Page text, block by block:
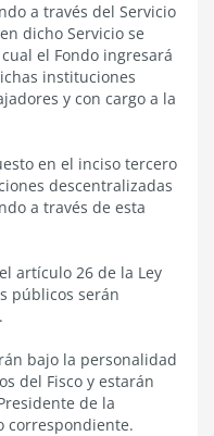
a través del Servicio
dicho Servicio se
el Fondo ingresará
instituciones
y con cargo a la
en el inciso tercero
descentralizadas
a través de esta
artículo 26 de la Ley
públicos serán
bajo la personalidad
del Fisco y estarán
de la
correspondiente.